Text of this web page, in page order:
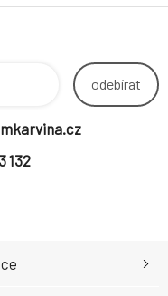
odebírat
132